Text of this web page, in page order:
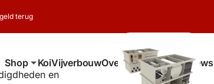
terug
Shop KoiVijverbouwOver onsContactReviews
en